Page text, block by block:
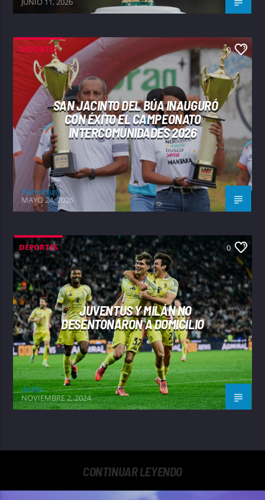
DEPORTES 0
SAN JACINTO DEL BÚA INAUGURÓ
CON ÉXITO EL CAMPEONATO
INTERCOMUNIDADES 2026
FlamaPlus
MAYO 24, 2026
DEPORTES 0
JUVENTUS Y MILÁN NO
DESENTONARON A DOMICILIO
dh8fm
NOVIEMBRE 2, 2024
CONTINUAR LEYENDO